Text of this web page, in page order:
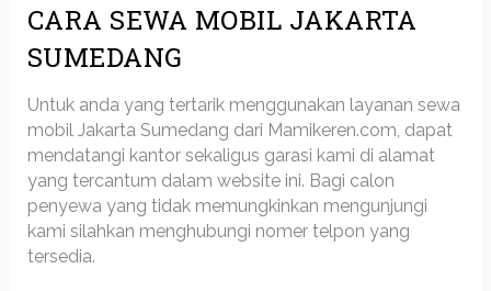
CARA SEWA MOBIL JAKARTA
SUMEDANG
Untuk anda yang tertarik menggunakan layanan sewa
mobil Jakarta Sumedang dari Mamikeren.com, dapat
mendatangi kantor sekaligus garasi kami di alamat
yang tercantum dalam website ini. Bagi calon
penyewa yang tidak memungkinkan mengunjungi
kami silahkan menghubungi nomer telpon yang
tersedia.